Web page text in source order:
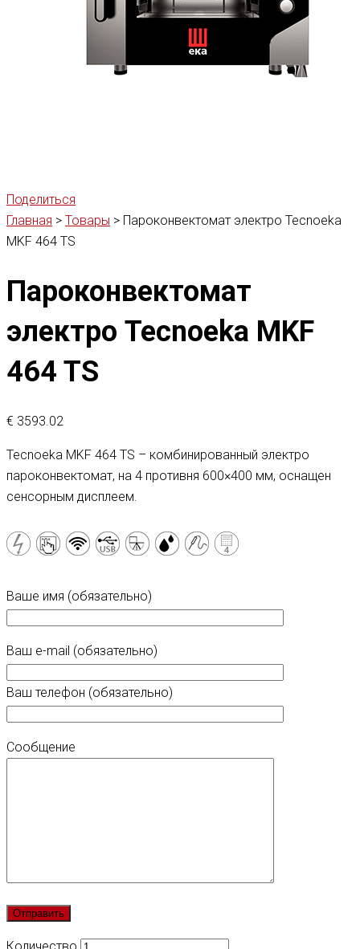
Поделиться
Главная > Товары > Пароконвектомат электро Tecnoeka
MKF 464 TS
Пароконвектомат
электро Tecnoeka MKF
464 TS
€ 3593.02
Tecnoeka MKF 464 TS – комбинированный электро
пароконвектомат, на 4 противня 600×400 мм, оснащен
сенсорным дисплеем.
Ваше имя (обязательно)
Ваш e-mail (обязательно)
Ваш телефон (обязательно)
Сообщение